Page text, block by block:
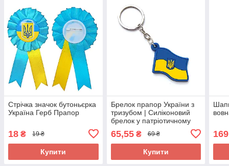
Стрічка значок бутоньєрка
Україна Герб Прапор
18 ₴ 19 ₴
Купити
Брелок прапор України з
тризубом | Силіконовий
брелок у патріотичному
65,55₴ 69 ₴
Купити
169